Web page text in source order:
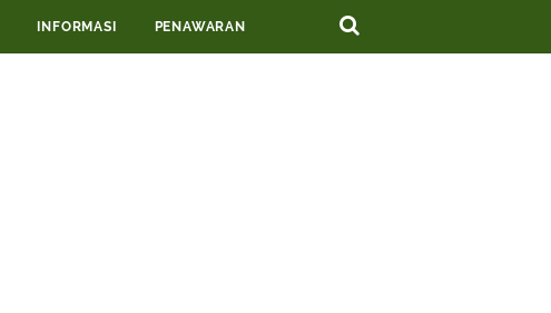
INFORMASI PENAWARAN